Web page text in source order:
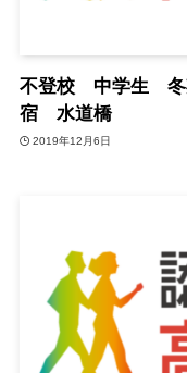
不登校 中学生 冬
宿 水道橋
2019年12月6日